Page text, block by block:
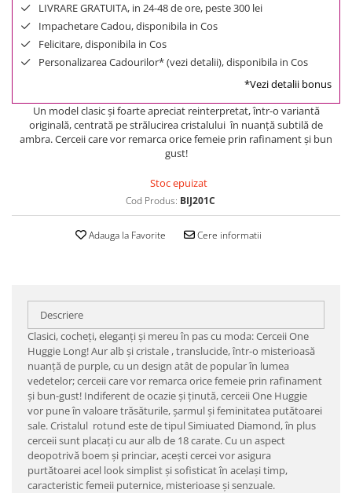
LIVRARE GRATUITA, in 24-48 de ore, peste 300 lei
Impachetare Cadou, disponibila in Cos
Felicitare, disponibila in Cos
Personalizarea Cadourilor* (vezi detalii), disponibila in Cos
*Vezi detalii bonus
Un model clasic şi foarte apreciat reinterpretat, într-o variantă
originală, centrată pe strălucirea cristalului în nuanţă subtilă de
ambra. Cerceii care vor remarca orice femeie prin rafinament şi bun
gust!
Stoc epuizat
Cod Produs: BIJ201C
Adauga la Favorite Cere informatii
Descriere
Clasici, cocheţi, eleganţi şi mereu în pas cu moda: Cerceii One
Huggie Long! Aur alb şi cristale , translucide, într-o misterioasă
nuanţă de purple, cu un design atât de popular în lumea
vedetelor; cerceii care vor remarca orice femeie prin rafinament
şi bun-gust! Indiferent de ocazie şi ţinută, cerceii One Huggie
vor pune în valoare trăsăturile, şarmul şi feminitatea putătoarei
sale. Cristalul rotund este de tipul Simiuated Diamond, în plus
cerceii sunt placaţi cu aur alb de 18 carate. Cu un aspect
deopotrivă boem şi princiar, aceşti cercei vor asigura
purtătoarei acel look simplist şi sofisticat în acelaşi timp,
caracteristic femeii puternice, misterioase şi senzuale.